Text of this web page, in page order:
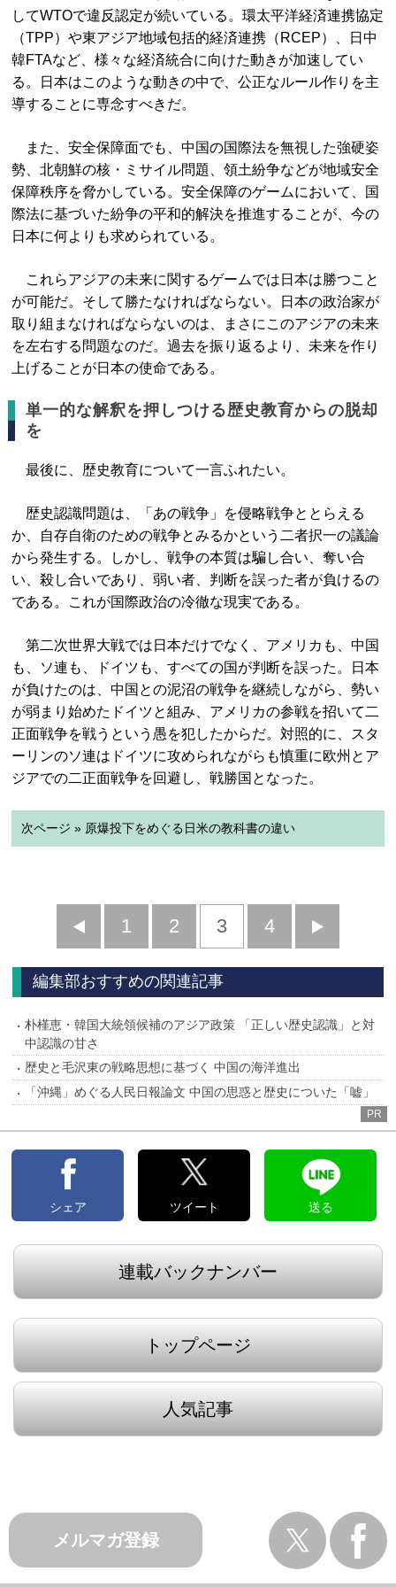
してWTOで違反認定が続いている。環太平洋経済連携協定
（TPP）や東アジア地域包括的経済連携（RCEP）、日中
韓FTAなど、様々な経済統合に向けた動きが加速してい
る。日本はこのような動きの中で、公正なルール作りを主
導することに専念すべきだ。
また、安全保障面でも、中国の国際法を無視した強硬姿
勢、北朝鮮の核・ミサイル問題、領土紛争などが地域安全
保障秩序を脅かしている。安全保障のゲームにおいて、国
際法に基づいた紛争の平和的解決を推進することが、今の
日本に何よりも求められている。
これらアジアの未来に関するゲームでは日本は勝つこと
が可能だ。そして勝たなければならない。日本の政治家が
取り組まなければならないのは、まさにこのアジアの未来
を左右する問題なのだ。過去を振り返るより、未来を作り
上げることが日本の使命である。
単一的な解釈を押しつける歴史教育からの脱却
を
最後に、歴史教育について一言ふれたい。
歴史認識問題は、「あの戦争」を侵略戦争ととらえる
か、自存自衛のための戦争とみるかという二者択一の議論
から発生する。しかし、戦争の本質は騙し合い、奪い合
い、殺し合いであり、弱い者、判断を誤った者が負けるの
である。これが国際政治の冷徹な現実である。
第二次世界大戦では日本だけでなく、アメリカも、中国
も、ソ連も、ドイツも、すべての国が判断を誤った。日本
が負けたのは、中国との泥沼の戦争を継続しながら、勢い
が弱まり始めたドイツと組み、アメリカの参戦を招いて二
正面戦争を戦うという愚を犯したからだ。対照的に、スタ
ーリンのソ連はドイツに攻められながらも慎重に欧州とア
ジアでの二正面戦争を回避し、戦勝国となった。
次ページ » 原爆投下をめぐる日米の教科書の違い
前
へ
1 2 3 4
へ
編集部おすすめの関連記事
朴槿恵・韓国大統領候補のアジア政策 「正しい歴史認識」と対
中認識の甘さ
歴史と毛沢東の戦略思想に基づく 中国の海洋進出
「沖縄」めぐる人民日報論文 中国の思惑と歴史についた「嘘」
PR
シェア ツイート 送る
連載バックナンバー
トップページ
人気記事
メルマガ登録